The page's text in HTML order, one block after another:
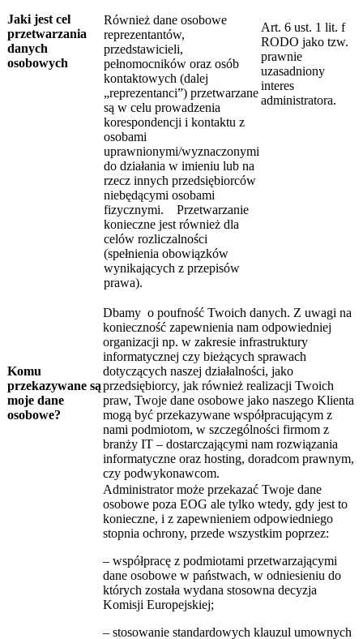
Jaki jest cel
przetwarzania
danych
osobowych
Również dane osobowe
reprezentantów,
przedstawicieli,
pełnomocników oraz osób
kontaktowych (dalej
„reprezentanci”) przetwarzane
są w celu prowadzenia
korespondencji i kontaktu z
osobami
uprawnionymi/wyznaczonymi
do działania w imieniu lub na
rzecz innych przedsiębiorców
niebędącymi osobami
fizycznymi. Przetwarzanie
konieczne jest również dla
celów rozliczalności
(spełnienia obowiązków
wynikających z przepisów
prawa).
Art. 6 ust. 1 lit. f
RODO jako tzw.
prawnie
uzasadniony
interes
administratora.
Komu
przekazywane są
moje dane
osobowe?
Dbamy o poufność Twoich danych. Z uwagi na
konieczność zapewnienia nam odpowiedniej
organizacji np. w zakresie infrastruktury
informatycznej czy bieżących sprawach
dotyczących naszej działalności, jako
przedsiębiorcy, jak również realizacji Twoich
praw, Twoje dane osobowe jako naszego Klienta
mogą być przekazywane współpracującym z
nami podmiotom, w szczególności firmom z
branży IT – dostarczającymi nam rozwiązania
informatyczne oraz hosting, doradcom prawnym,
czy podwykonawcom.
Administrator może przekazać Twoje dane
osobowe poza EOG ale tylko wtedy, gdy jest to
konieczne, i z zapewnieniem odpowiedniego
stopnia ochrony, przede wszystkim poprzez:
– współpracę z podmiotami przetwarzającymi
dane osobowe w państwach, w odniesieniu do
których została wydana stosowna decyzja
Komisji Europejskiej;
– stosowanie standardowych klauzul umownych